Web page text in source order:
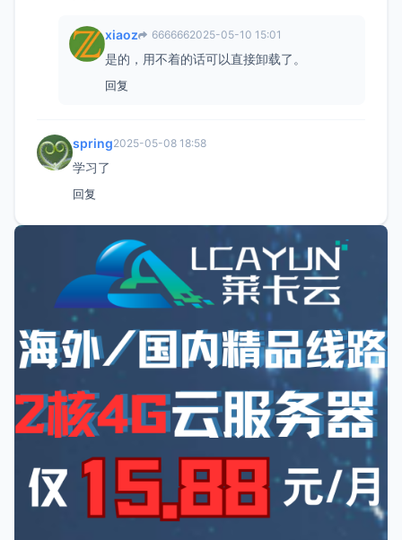
xiaoz 6666662025-05-10 15:01
是的，用不着的话可以直接卸载了。
回复
spring2025-05-08 18:58
学习了
回复